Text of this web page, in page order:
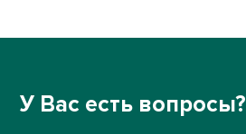
У Вас есть вопросы?